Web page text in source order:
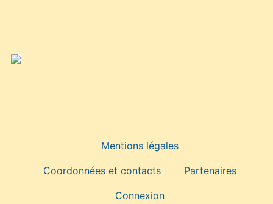
Mentions légales
Coordonnées et contacts Partenaires
Connexion